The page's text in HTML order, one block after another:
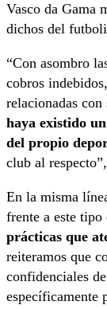
Vasco da Gama
dichos del
“Con asombro
cobros
relacionadas
haya existido
del propio
club al
En la misma
frente a este tipo
prácticas que
reiteramos que
confidenciales
específicamente